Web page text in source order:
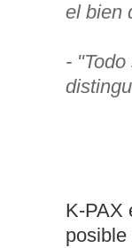
el bien
-
K-PAX
posible